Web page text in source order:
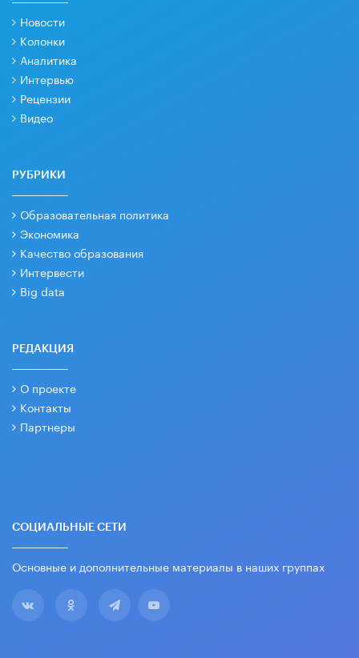
Новости
Колонки
Аналитика
Интервью
Рецензии
Видео
РУБРИКИ
Образовательная политика
Экономика
Качество образования
Интервести
Big data
РЕДАКЦИЯ
О проекте
Контакты
Партнеры
СОЦИАЛЬНЫЕ СЕТИ
Основные и дополнительные материалы в наших группах